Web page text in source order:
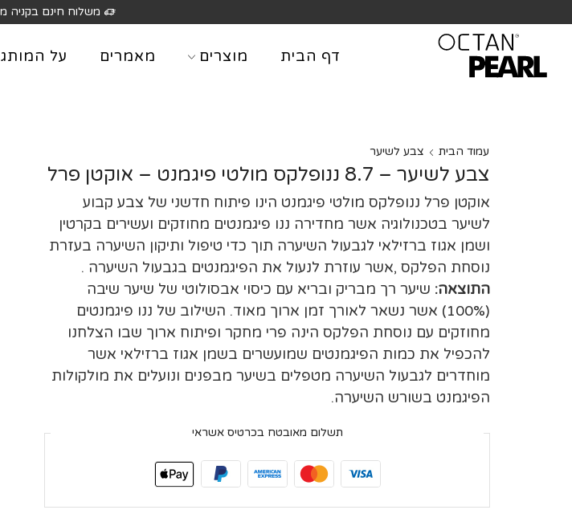
לֵב:
משלוח חינם בקניה מעל 199 ₪
דף הבית מוצרים מאמרים על המותג
עמוד הבית צבע לשיער
צבע לשיער – 8.7 ננופלקס מולטי פיגמנט – אוקטן פרל
אוקטן פרל ננופלקס מולטי פיגמנט הינו פיתוח חדשני של צבע קבוע
לשיער בטכנולוגיה אשר מחדירה ננו פיגמנטים מחוזקים ועשירים בקרטין
ושמן אגוז ברזילאי לגבעול השיערה תוך כדי טיפול ותיקון השיערה בעזרת
נוסחת הפלקס ,אשר עוזרת לנעול את הפיגמנטים בגבעול השיערה .
התוצאה: שיער רך מבריק ובריא עם כיסוי אבסולוטי של שיער שיבה
(100%) אשר נשאר לאורך זמן ארוך מאוד. השילוב של ננו פיגמנטים
מחוזקים עם נוסחת הפלקס הינה פרי מחקר ופיתוח ארוך שבו הצלחנו
להכפיל את כמות הפיגמנטים שמועשרים בשמן אגוז ברזילאי אשר
מוחדרים לגבעול השיערה מטפלים בשיער מבפנים ונועלים את מולקולות
הפיגמנט בשורש השיערה.
תשלום מאובטח בכרטיס אשראי